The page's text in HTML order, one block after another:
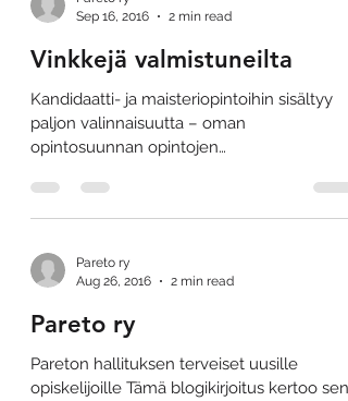
Sep 16, 2016
2 min read
Vinkkejä valmistuneilta
Kandidaatti- ja maisteriopintoihin sisältyy
paljon valinnaisuutta – oman
opintosuunnan opintojen
Pareto ry
Aug 26, 2016
2 min read
Pareto ry
Pareton hallituksen terveiset uusille
opiskelijoille Tämä blogikirjoitus kertoo sen,